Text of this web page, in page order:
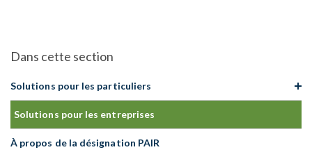
Solutions pour les particuliers
Solutions pour les entreprises
À propos de la désignation PAIR